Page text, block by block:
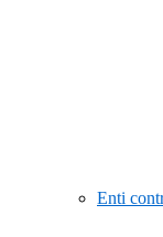
Enti